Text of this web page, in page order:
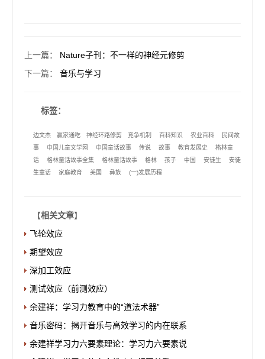
上一篇： Nature子刊：不一样的神经元修剪
下一篇： 音乐与学习
标签：
边文杰 赢家通吃 神经环路修剪 竞争机制 百科知识 农业百科
民间故
事
中国儿童文学网 中国童话故事 传说 故事 教育发展史
格林童
话
格林童话故事全集 格林童话故事 格林 孩子 中国 安徒生
安徒
生童话
家庭教育 美国 彝族 (一)发展历程
【相关文章】
飞轮效应
期望效应
深加工效应
测试效应（前测效应）
余建祥：学习力教育中的“道法术器”
音乐密码：揭开音乐与高效学习的内在联系
余建祥学习力六要素理论：学习力六要素说